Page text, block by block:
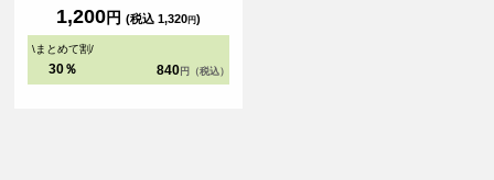
1,200円 (税込 1,320円)
\まとめて割/
30％ 840 円（税込）